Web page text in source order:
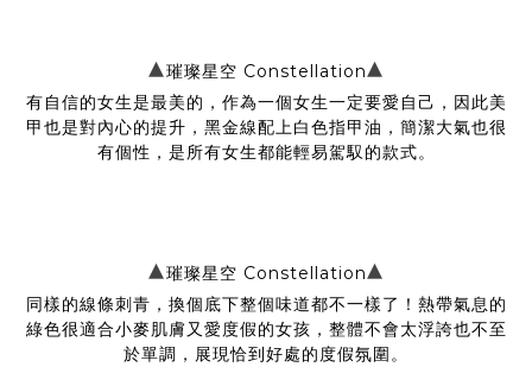
▴璀璨星空 Constellation▴
有自信的女生是最美的，作為一個女生一定要愛自己，因此美
甲也是對內心的提升，黑金線配上白色指甲油，簡潔大氣也很
有個性，是所有女生都能輕易駕馭的款式。
▴璀璨星空 Constellation▴
同樣的線條刺青，換個底下整個味道都不一樣了！熱帶氣息的
綠色很適合小麥肌膚又愛度假的女孩，整體不會太浮誇也不至
於單調，展現恰到好處的度假氛圍。